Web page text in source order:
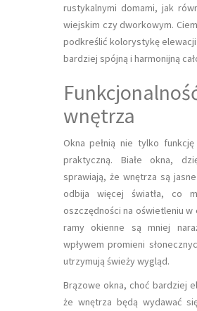
rustykalnymi domami, jak
wiejskim czy dworkowym.
podkreślić kolorystykę
bardziej spójną i harmonijną
wnętrza
Okna pełnią nie tylko
praktyczną. Białe okna,
sprawiają, że wnętrza są
odbija więcej światła, co
oszczędności na oświetleniu w
ramy okienne są mniej
wpływem promieni
utrzymują świeży wygląd.
Brązowe okna, choć bardziej
że wnętrza będą wydawać